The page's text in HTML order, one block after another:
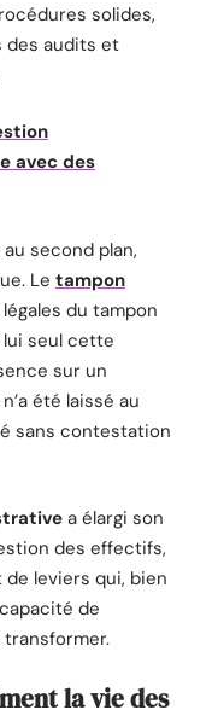
solides,
des audits et
avec des
second plan,
Le tampon
du tampon
seul cette
sur un
été laissé au
sans contestation
a élargi son
des effectifs,
leviers qui, bien
de
transformer.
la vie des